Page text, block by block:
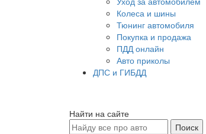
Колеса и шины
Тюнинг автомобиля
Покупка и продажа
ПДД онлайн
Авто приколы
ДПС и ГИБДД
Найти на сайте